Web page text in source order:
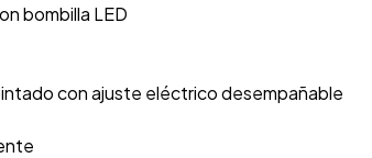
bombilla LED
con ajuste eléctrico desempañable